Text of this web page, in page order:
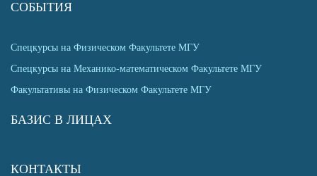
СОБЫТИЯ
Спецкурсы на Физическом Факультете МГУ
Спецкурсы на Механико-математическом Факультете МГУ
Факультативы на Физическом Факультете МГУ
БАЗИС В ЛИЦАХ
КОНТАКТЫ